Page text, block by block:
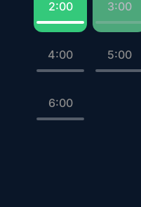
2:00 3:00
4:00 5:00
6:00